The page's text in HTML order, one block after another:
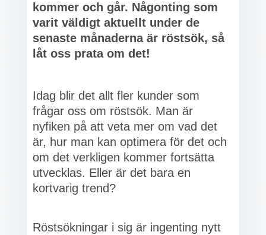
kommer och går. Någonting som
varit väldigt aktuellt under de
senaste månaderna är röstsök, så
låt oss prata om det!
Idag blir det allt fler kunder som
frågar oss om röstsök. Man är
nyfiken på att veta mer om vad det
är, hur man kan optimera för det och
om det verkligen kommer fortsätta
utvecklas. Eller är det bara en
kortvarig trend?
Röstsökningar i sig är ingenting nytt